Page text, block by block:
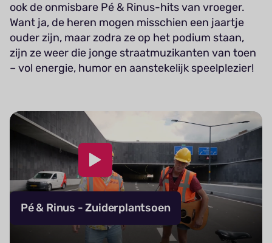
ook de onmisbare Pé & Rinus-hits van vroeger.
Want ja, de heren mogen misschien een jaartje
ouder zijn, maar zodra ze op het podium staan,
zijn ze weer die jonge straatmuzikanten van toen
– vol energie, humor en aanstekelijk speelplezier!
Pé & Rinus - Zuiderplantsoen